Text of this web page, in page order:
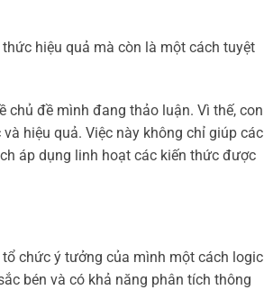
hiệu quả mà còn là một cách tuyệt
chủ đề mình đang thảo luận. Vì thế, con
hiệu quả. Việc này không chỉ giúp các
áp dụng linh hoạt các kiến thức được
chức ý tưởng của mình một cách logic
bén và có khả năng phân tích thông